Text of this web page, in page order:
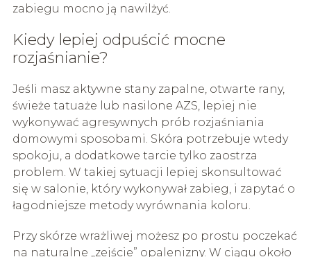
zabiegu mocno ją nawilżyć.
Kiedy lepiej odpuścić mocne
rozjaśnianie?
Jeśli masz aktywne stany zapalne, otwarte rany,
świeże tatuaże lub nasilone AZS, lepiej nie
wykonywać agresywnych prób rozjaśniania
domowymi sposobami. Skóra potrzebuje wtedy
spokoju, a dodatkowe tarcie tylko zaostrza
problem. W takiej sytuacji lepiej skonsultować
się w salonie, który wykonywał zabieg, i zapytać o
łagodniejsze metody wyrównania koloru.
Przy skórze wrażliwej możesz po prostu poczekać
na naturalne „zejście” opalenizny. W ciągu około